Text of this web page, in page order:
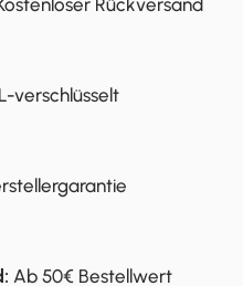
verschlüsselt
Ab 50€ Bestellwert